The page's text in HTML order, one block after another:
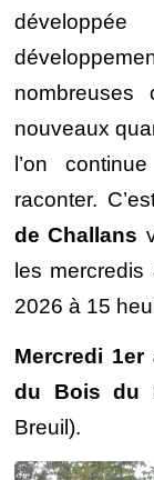
nombreuses
nouveaux
l’on
raconter.
de Challans
les mercredis
2026 à 15
Mercredi 1er
du Bois du
Breuil).